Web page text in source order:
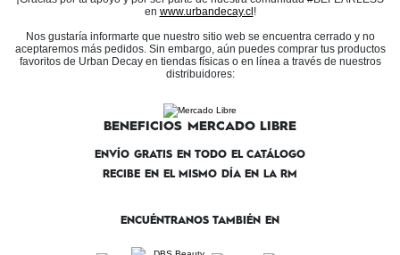
en www.urbandecay.cl !
Nos gustaría informarte que nuestro sitio web se encuentra cerrado y no
aceptaremos más pedidos. Sin embargo, aún puedes comprar tus productos
favoritos de Urban Decay en tiendas físicas o en línea a través de nuestros
distribuidores:
BENEFICIOS MERCADO LIBRE
ENVÍO GRATIS EN TODO EL CATÁLOGO
RECIBE EN EL MISMO DÍA EN LA RM
ENCUÉNTRANOS TAMBIÉN EN